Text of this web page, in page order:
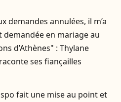
demandes annulées, il m’a
demandée en mariage au
d’Athènes" : Thylane
ses fiançailles
fait une mise au point et